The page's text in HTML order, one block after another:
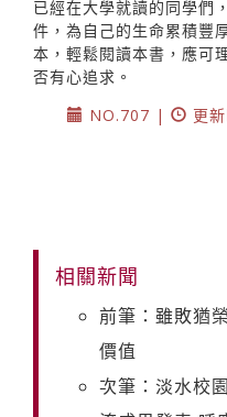
已經在大學就讀的同學們
件，為自己的生命累積豐
本，輕鬆閱讀本書，應可
否有心追求。
NO.707 |
更
相關新聞
前筆：雖敗猶
價值
次筆：淡水校